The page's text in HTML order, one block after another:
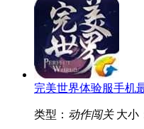
完美世界体验服手机
类型： 动作闯关 大小